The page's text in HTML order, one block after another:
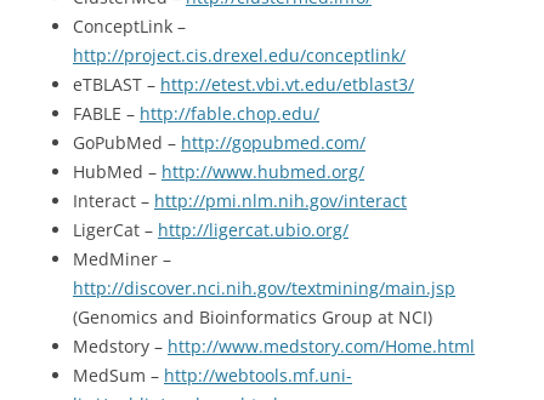
ConceptLink –
http://project.cis.drexel.edu/conceptlink/
eTBLAST – http://etest.vbi.vt.edu/etblast3/
FABLE – http://fable.chop.edu/
GoPubMed – http://gopubmed.com/
HubMed – http://www.hubmed.org/
Interact – http://pmi.nlm.nih.gov/interact
LigerCat – http://ligercat.ubio.org/
MedMiner –
http://discover.nci.nih.gov/textmining/main.jsp
(Genomics and Bioinformatics Group at NCI)
Medstory – http://www.medstory.com/Home.html
MedSum – http://webtools.mf.uni-